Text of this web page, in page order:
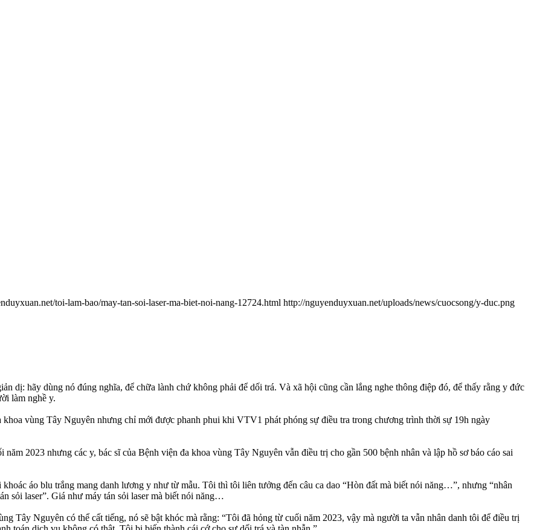
toi-lam-bao/may-tan-soi-laser-ma-biet-noi-nang-12724.html http://nguyenduyxuan.net/uploads/news/cuocsong/y-duc.png
dị: hãy dùng nó đúng nghĩa, để chữa lành chứ không phải để dối trá. Và xã hội cũng cần lắng nghe thông điệp đó, để thấy rằng y đức
làm nghề y.
vùng Tây Nguyên nhưng chỉ mới được phanh phui khi VTV1 phát phóng sự điều tra trong chương trình thời sự 19h ngày
2023 nhưng các y, bác sĩ của Bệnh viện đa khoa vùng Tây Nguyên vẫn điều trị cho gần 500 bệnh nhân và lập hồ sơ báo cáo sai
áo blu trắng mang danh lương y như từ mẫu. Tôi thì tôi liên tưởng đến câu ca dao “Hòn đất mà biết nói năng…”, nhưng “nhân
sỏi laser”. Giá như máy tán sỏi laser mà biết nói năng…
Tây Nguyên có thể cất tiếng, nó sẽ bật khóc mà rằng: “Tôi đã hỏng từ cuối năm 2023, vậy mà người ta vẫn nhân danh tôi để điều trị